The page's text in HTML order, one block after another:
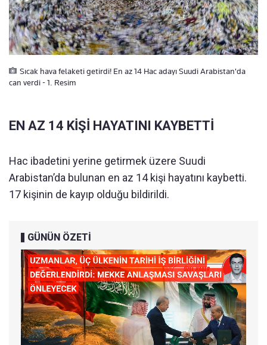
Sıcak hava felaketi getirdi! En az 14 Hac adayı Suudi Arabistan'da
can verdi - 1. Resim
EN AZ 14 KİŞİ HAYATINI KAYBETTİ
Hac ibadetini yerine getirmek üzere Suudi
Arabistan’da bulunan en az 14 kişi hayatını kaybetti.
17 kişinin de kayıp olduğu bildirildi.
GÜNÜN ÖZETİ